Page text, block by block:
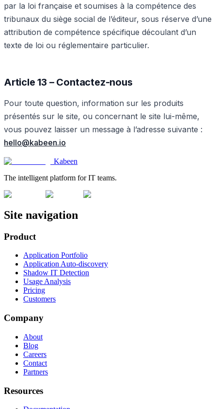
par la loi française et soumises à la compétence des
tribunaux du siège social de l’éditeur, sous réserve d’une
attribution de compétence spécifique découlant d’un
texte de loi ou réglementaire particulier.
Article 13 – Contactez-nous
Pour toute question, information sur les produits
présentés sur le site, ou concernant le site lui-même,
vous pouvez laisser un message à l’adresse suivante :
hello@kabeen.io
Kabeen
The intelligent platform for IT teams.
Site navigation
Product
Application Portfolio
Application Auto-discovery
Shadow IT Detection
Usage Analysis
Pricing
Customers
Company
About
Blog
Careers
Contact
Partners
Resources